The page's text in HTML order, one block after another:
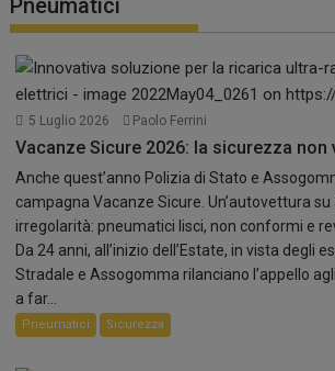
5 Luglio 2026 Paolo Ferrini
Vacanze Sicure 2026: la sicurezza non
Anche quest’anno Polizia di Stato e
campagna Vacanze Sicure. Un’autovettura
irregolarità: pneumatici lisci, non conformi e
Da 24 anni, all’inizio dell’Estate, in vista degli
Stradale e Assogomma rilanciano l’appello
a far...
Pneumatici Sicurezza